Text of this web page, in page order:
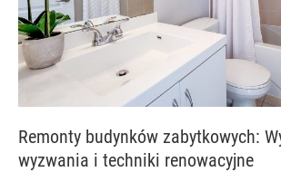
Remonty budynków zabytkowych:
wyzwania i techniki renowacyjne